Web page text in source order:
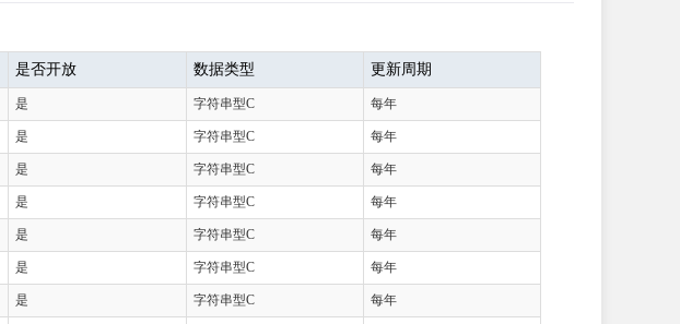
是否开放 数据类型 更新周期
是 字符串型C 每年
是 字符串型C 每年
是 字符串型C 每年
是 字符串型C 每年
是 字符串型C 每年
是 字符串型C 每年
是 字符串型C 每年